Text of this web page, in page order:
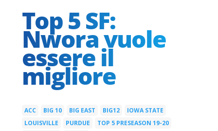
Top 5 SF:
Nwora vuole
essere il
migliore
ACC BIG 10 BIG EAST BIG12 IOWA STATE
LOUISVILLE PURDUE TOP 5 PRESEASON 19-20